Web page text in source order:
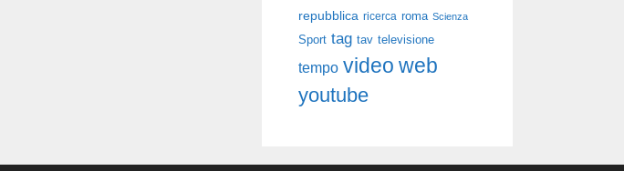
repubblica ricerca roma Scienza
Sport tag tav televisione
tempo video web
youtube